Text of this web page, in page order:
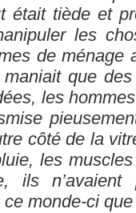
était tiède et
les
de ménage
que
les
côté de la
les
ils
ce monde-ci